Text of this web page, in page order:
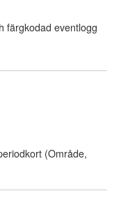
färgkodad eventlogg
(Område,